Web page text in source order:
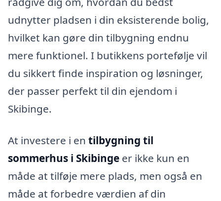
udnytter pladsen i din eksisterende bolig,
hvilket kan gøre din tilbygning endnu
mere funktionel. I butikkens portefølje vil
du sikkert finde inspiration og løsninger,
der passer perfekt til din ejendom i
Skibinge.
At investere i en tilbygning til
sommerhus i Skibinge er ikke kun en
måde at tilføje mere plads, men også en
måde at forbedre værdien af din